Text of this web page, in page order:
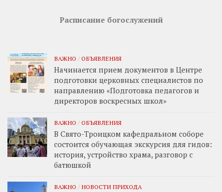
Расписание богослужений
ВАЖНО / ОБЪЯВЛЕНИЯ
Начинается прием документов в Центре
подготовки церковных специалистов по
направлению «Подготовка педагогов и
директоров воскресных школ»
ВАЖНО / ОБЪЯВЛЕНИЯ
В Свято-Троицком кафедральном соборе
состоится обучающая экскурсия для гидов:
история, устройство храма, разговор с
батюшкой
ВАЖНО / НОВОСТИ ПРИХОДА